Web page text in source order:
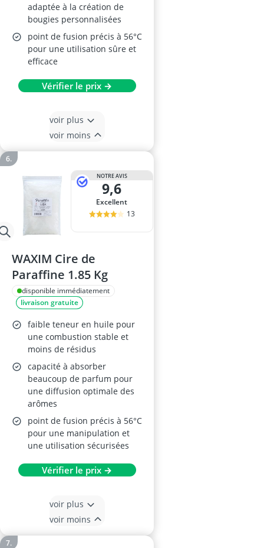
adaptée à la création de
bougies personnalisées
point de fusion précis à 56°C
pour une utilisation sûre et
efficace
Vérifier le prix →
voir plus
voir moins
NOTRE AVIS
9,6
Excellent
13
WAXIM Cire de
Paraffine 1.85 Kg
disponible immédiatement
livraison gratuite
faible teneur en huile pour
une combustion stable et
moins de résidus
capacité à absorber
beaucoup de parfum pour
une diffusion optimale des
arômes
point de fusion précis à 56°C
pour une manipulation et
une utilisation sécurisées
Vérifier le prix →
voir plus
voir moins